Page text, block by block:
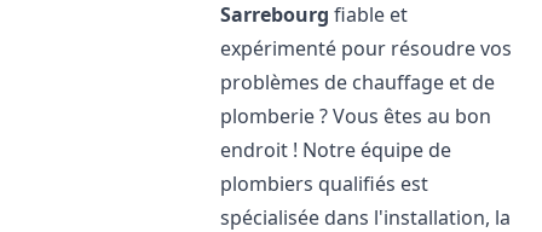
Sarrebourg fiable et
expérimenté pour résoudre vos
problèmes de chauffage et de
plomberie ? Vous êtes au bon
endroit ! Notre équipe de
plombiers qualifiés est
spécialisée dans l'installation, la